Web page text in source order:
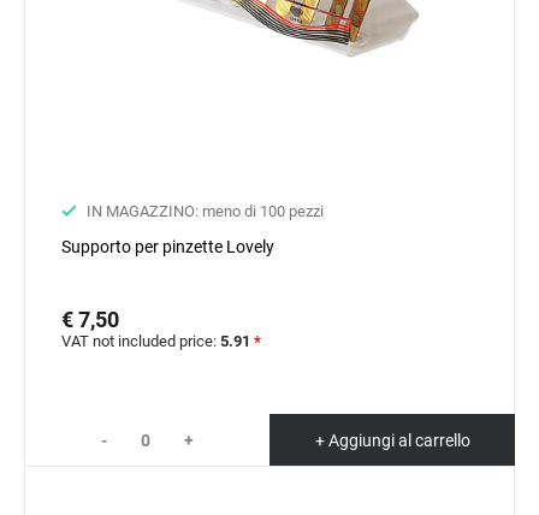
IN MAGAZZINO: meno di 100 pezzi
Supporto per pinzette Lovely
€ 7,50
VAT not included price: 5.91 *
- + + Aggiungi al carrello